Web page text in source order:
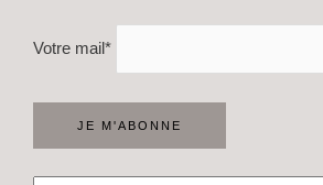
Votre mail*